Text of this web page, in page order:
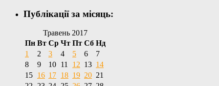
Публікації за місяць:
Травень 2017
Пн Вт Ср Чт Пт Сб Нд
1
2 3 4 5 6
7
8
9 10 11 12 13 14
15 16 17 18 19 20 21